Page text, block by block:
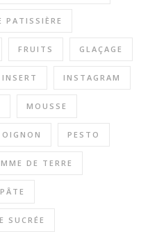
PATISSIÈRE
FRUITS GLAÇAGE
INSERT INSTAGRAM
MOUSSE
OIGNON PESTO
DE TERRE
PÂTE
SUCRÉE